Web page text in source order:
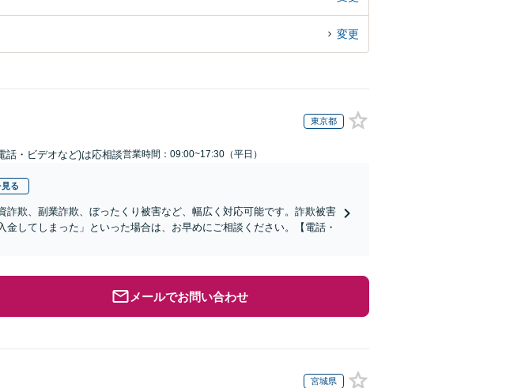
変更
東京都
話・ビデオなど)は応相談営業時間：09:00~17:30（平日）
る
詐欺、副業詐欺、ぼったくり被害など、幅広く対応可能です。詐欺被害
してしまった」といった場合は、お早めにご相談ください。【電話・
メールでお問い合わせ
宮城県